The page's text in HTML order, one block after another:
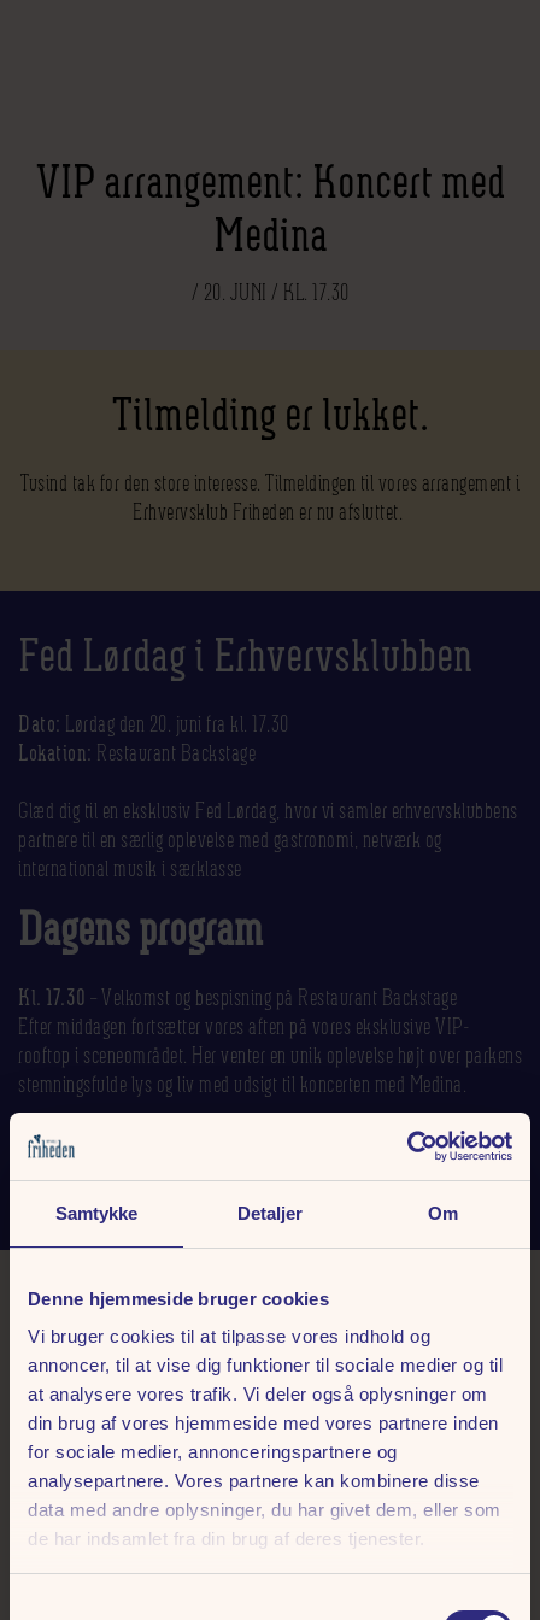
Samtykke Detaljer Om
Denne hjemmeside bruger cookies
Vi bruger cookies til at tilpasse vores indhold og
annoncer, til at vise dig funktioner til sociale medier og til
at analysere vores trafik. Vi deler også oplysninger om
din brug af vores hjemmeside med vores partnere inden
for sociale medier, annonceringspartnere og
analysepartnere. Vores partnere kan kombinere disse
data med andre oplysninger, du har givet dem, eller som
de har indsamlet fra din brug af deres tjenester.
VIP arrangement: Koncert med
Medina
/ 20. JUNI / KL. 17.30
Tilmelding er lukket.
Tusind tak for den store interesse. Tilmeldingen til vores arrangement i
Erhvervsklub Friheden er nu afsluttet.
Fed Lørdag i Erhvervsklubben
Dato: Lørdag den 20. juni fra kl. 17.30
Lokation: Restaurant Backstage
Glæd dig til en eksklusiv Fed Lørdag, hvor vi samler erhvervsklubbens
partnere til en særlig oplevelse med gastronomi, netværk og
international musik i særklasse
Dagens program
Kl. 17.30 – Velkomst og bespisning på Restaurant Backstage
Efter middagen fortsætter vores aften på vores eksklusive VIP-
rooftop i sceneområdet. Her venter en unik oplevelse højt over parkens
stemningsfulde lys og liv med udsigt til koncerten med Medina.
Kl. 20.00
Invitationen er personlig og må ikke videregives.
Medina
Glæd jer til en aften i selskab med en af Danmarks mest succesfulde
popartister. Medina har gennem mere end et årti leveret hits på stribe
og er kendt for sin stærke vokal, store scenetilstedeværelse og
ikoniske sange, som de fleste kan synge med på.